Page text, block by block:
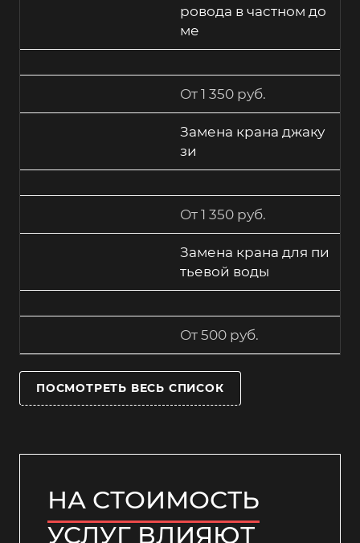
ровода в частном до
ме
От 1 350 руб.
Замена крана джаку
зи
От 1 350 руб.
Замена крана для пи
тьевой воды
От 500 руб.
ПОСМОТРЕТЬ ВЕСЬ СПИСОК
НА СТОИМОСТЬ
УСЛУГ ВЛИЯЮТ